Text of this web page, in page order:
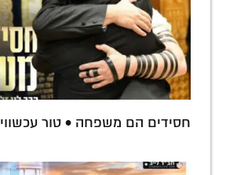
חסידים הם משפחה • טור עכשווי